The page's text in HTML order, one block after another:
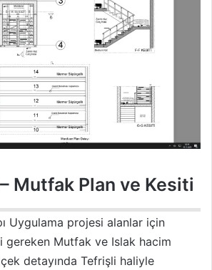
Mutfak Plan ve Kesiti
Uygulama projesi alanlar için
gereken Mutfak ve Islak hacim
detayında Tefrişli haliyle